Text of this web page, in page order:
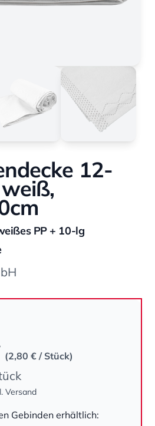
12-
PP + 10-lg
(2,80 € / Stück)
Versand
Gebinden erhältlich: